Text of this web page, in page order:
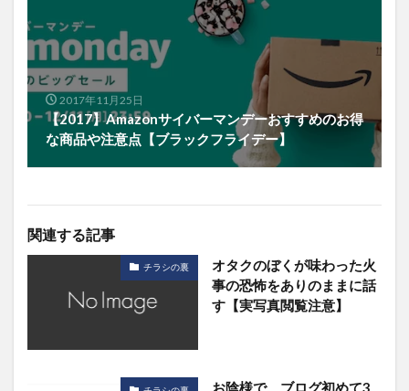
2017年11月25日
【2017】Amazonサイバーマンデーおすすめのお得
な商品や注意点【ブラックフライデー】
関連する記事
チラシの裏
オタクのぼくが味わった火
事の恐怖をありのままに話
す【実写真閲覧注意】